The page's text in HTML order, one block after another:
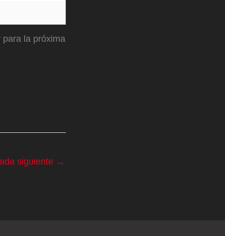
la próxima
siguiente →